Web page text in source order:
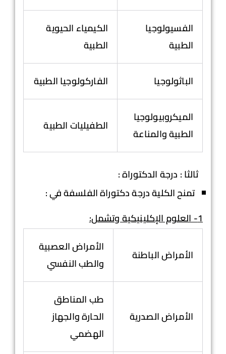
الفسيولوجيا
الطبية
الكيمياء الحيوية
الطبية
الباثولوجيا الفاركولوجيا الطبية
الميكروبيولوجيا
الطبية والمناعة
الطفيليات الطبية
ثالثا : درجة الدكتوراة :
تمنح الكلية درجة دكتوراة الفلسفة في :
1- العلوم الإكلينيكية وتشمل:
الأمراض الباطنة
الأمراض العصبية
والطب النفسي
الأمراض الصدرية
طب المناطق
الحارة والجهاز
الهضمي